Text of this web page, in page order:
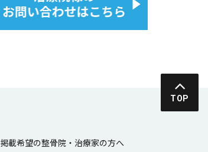
TOP
掲載希望の整⾻院・治療家の⽅へ